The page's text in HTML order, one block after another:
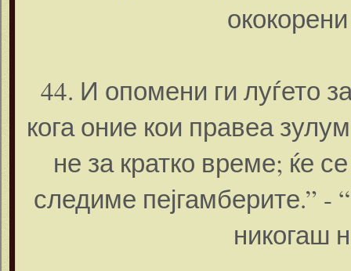
44. И опомени ги луѓето
кога оние кои правеа
не за кратко време; ќе
следиме пејгамберите.” -
никогаш